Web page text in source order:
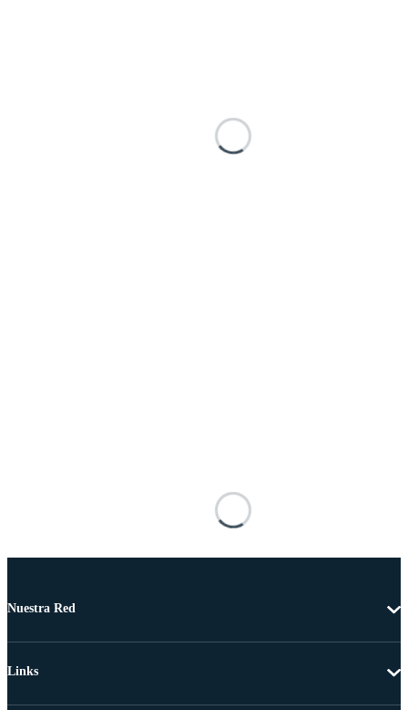
Nuestra Red
Links